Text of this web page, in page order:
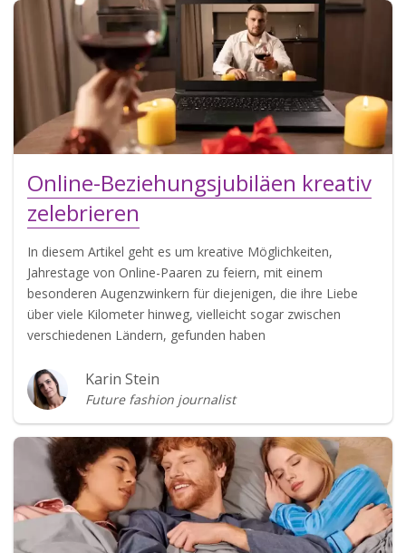
Online-Beziehungsjubiläen kreativ
zelebrieren
In diesem Artikel geht es um kreative Möglichkeiten,
Jahrestage von Online-Paaren zu feiern, mit einem
besonderen Augenzwinkern für diejenigen, die ihre Liebe
über viele Kilometer hinweg, vielleicht sogar zwischen
verschiedenen Ländern, gefunden haben
Karin Stein
Future fashion journalist